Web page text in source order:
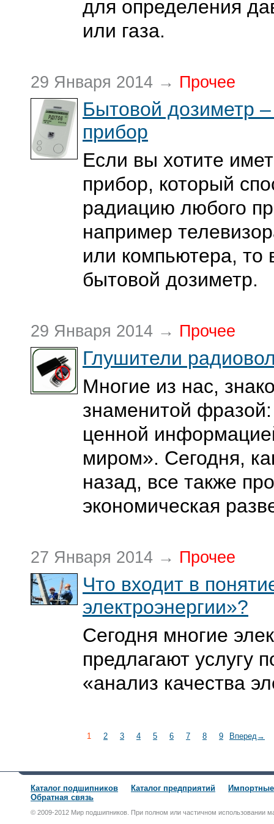
для определения
или газа.
29 Января 2014 → Прочее
Бытовой дозиметр
прибор
Если вы хотите
прибор, который
радиацию любого
например
или компьютера, то
бытовой дозиметр.
29 Января 2014 → Прочее
Глушители
Многие из нас,
знаменитой
ценной
миром». Сегодня,
назад, все также
экономическая
27 Января 2014 → Прочее
Что входит в
электроэнергии»?
Сегодня многие
предлагают услугу
«анализ качества
Вперед→
1 2 3 4 5 6 7 8 9
Каталог подшипников Каталог предприятий
Обратная связь
© 2009-2012 Мир подшипников. При полном или частичном использовании